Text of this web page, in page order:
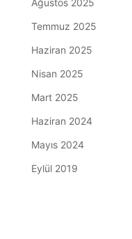
Temmuz 2025
Haziran 2025
Nisan 2025
Mart 2025
Haziran 2024
Mayıs 2024
Eylül 2019